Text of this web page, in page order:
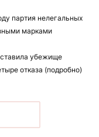
партия нелегальных
марками
убежище
отказа (подробно)